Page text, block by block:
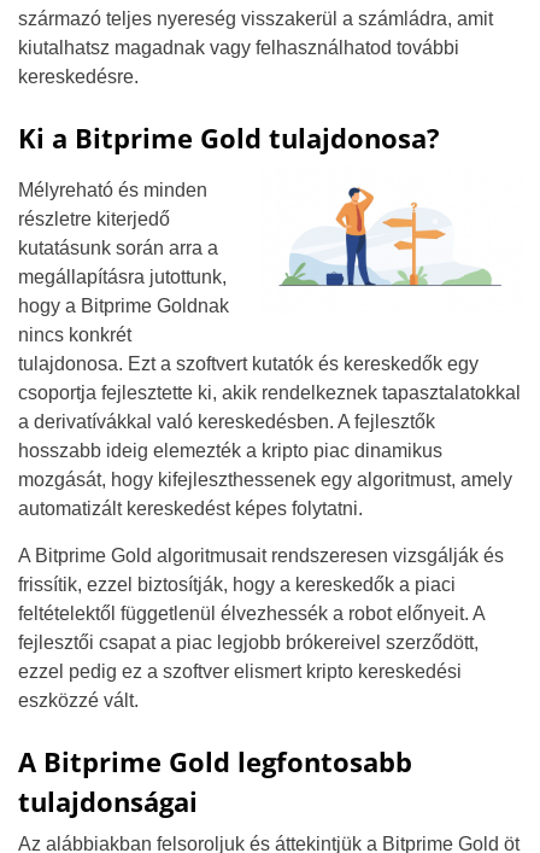
származó teljes nyereség visszakerül a számládra, amit
kiutalhatsz magadnak vagy felhasználhatod további
kereskedésre.
Ki a Bitprime Gold tulajdonosa?
Mélyreható és minden
részletre kiterjedő
kutatásunk során arra a
megállapításra jutottunk,
hogy a Bitprime Goldnak
nincs konkrét
tulajdonosa. Ezt a szoftvert kutatók és kereskedők egy
csoportja fejlesztette ki, akik rendelkeznek tapasztalatokkal
a derivatívákkal való kereskedésben. A fejlesztők
hosszabb ideig elemezték a kripto piac dinamikus
mozgását, hogy kifejleszthessenek egy algoritmust, amely
automatizált kereskedést képes folytatni.
A Bitprime Gold algoritmusait rendszeresen vizsgálják és
frissítik, ezzel biztosítják, hogy a kereskedők a piaci
feltételektől függetlenül élvezhessék a robot előnyeit. A
fejlesztői csapat a piac legjobb brókereivel szerződött,
ezzel pedig ez a szoftver elismert kripto kereskedési
eszközzé vált.
A Bitprime Gold legfontosabb
tulajdonságai
Az alábbiakban felsoroljuk és áttekintjük a Bitprime Gold öt